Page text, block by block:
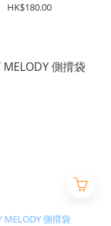
HK$180.00
MELODY 側揹袋